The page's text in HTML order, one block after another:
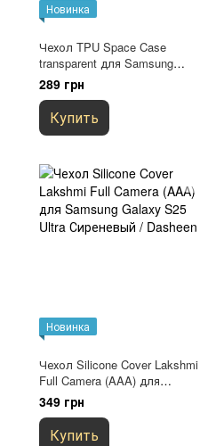
Новинка
Чехол TPU Space Case
transparent для Samsung
Galaxy S25 Ultra Прозрачный
289 грн
Купить
Новинка
Чехол Silicone Cover Lakshmi
Full Camera (AAA) для
Samsung Galaxy S25 Ultra
Сиреневый / Dasheen
349 грн
Купить